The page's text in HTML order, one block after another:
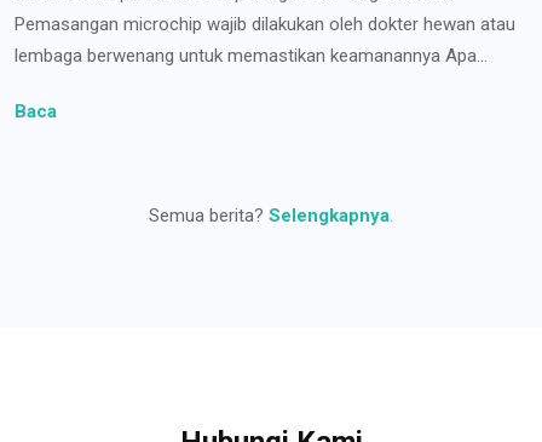
Pemasangan microchip wajib dilakukan oleh dokter hewan atau
lembaga berwenang untuk memastikan keamanannya Apa...
Baca
Semua berita? Selengkapnya.